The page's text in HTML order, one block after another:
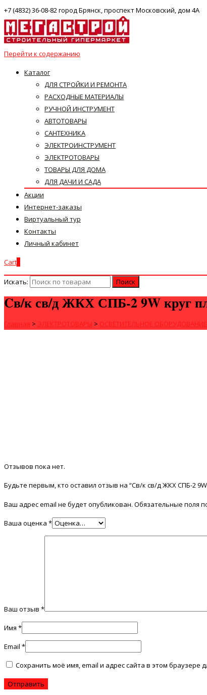
+7 (4832) 36-08-82 город Брянск, проспект Московский, дом 4А
Перейти к содержанию
Каталог
ДЛЯ СТРОЙКИ И РЕМОНТА
РАСХОДНЫЕ МАТЕРИАЛЫ
РУЧНОЙ ИНСТРУМЕНТ
АВТОТОВАРЫ
САНТЕХНИКА
ЭЛЕКТРОИНСТРУМЕНТ
ЭЛЕКТРОТОВАРЫ
ТОВАРЫ ДЛЯ ДОМА
ДЛЯ ДАЧИ И САДА
Акции
Интернет-заказы
Виртуальный тур
Контакты
Личный кабинет
Cart
Искать:
Cв/к св/д ЖКХ СПБ-2 9W круг
Главная > ЭЛЕКТРОТОВАРЫ > ОСВЕТИТЕЛЬНОЕ ОБОРУДОВАНИЕ
Отзывов пока нет.
Будьте первым, кто оставил отзыв на “Cв/к св/д ЖКХ СПБ-2
Ваш адрес email не будет опубликован. Обязательные поля
Ваша оценка *
Ваш отзыв *
Имя *
Email *
Сохранить моё имя, email и адрес сайта в этом браузере